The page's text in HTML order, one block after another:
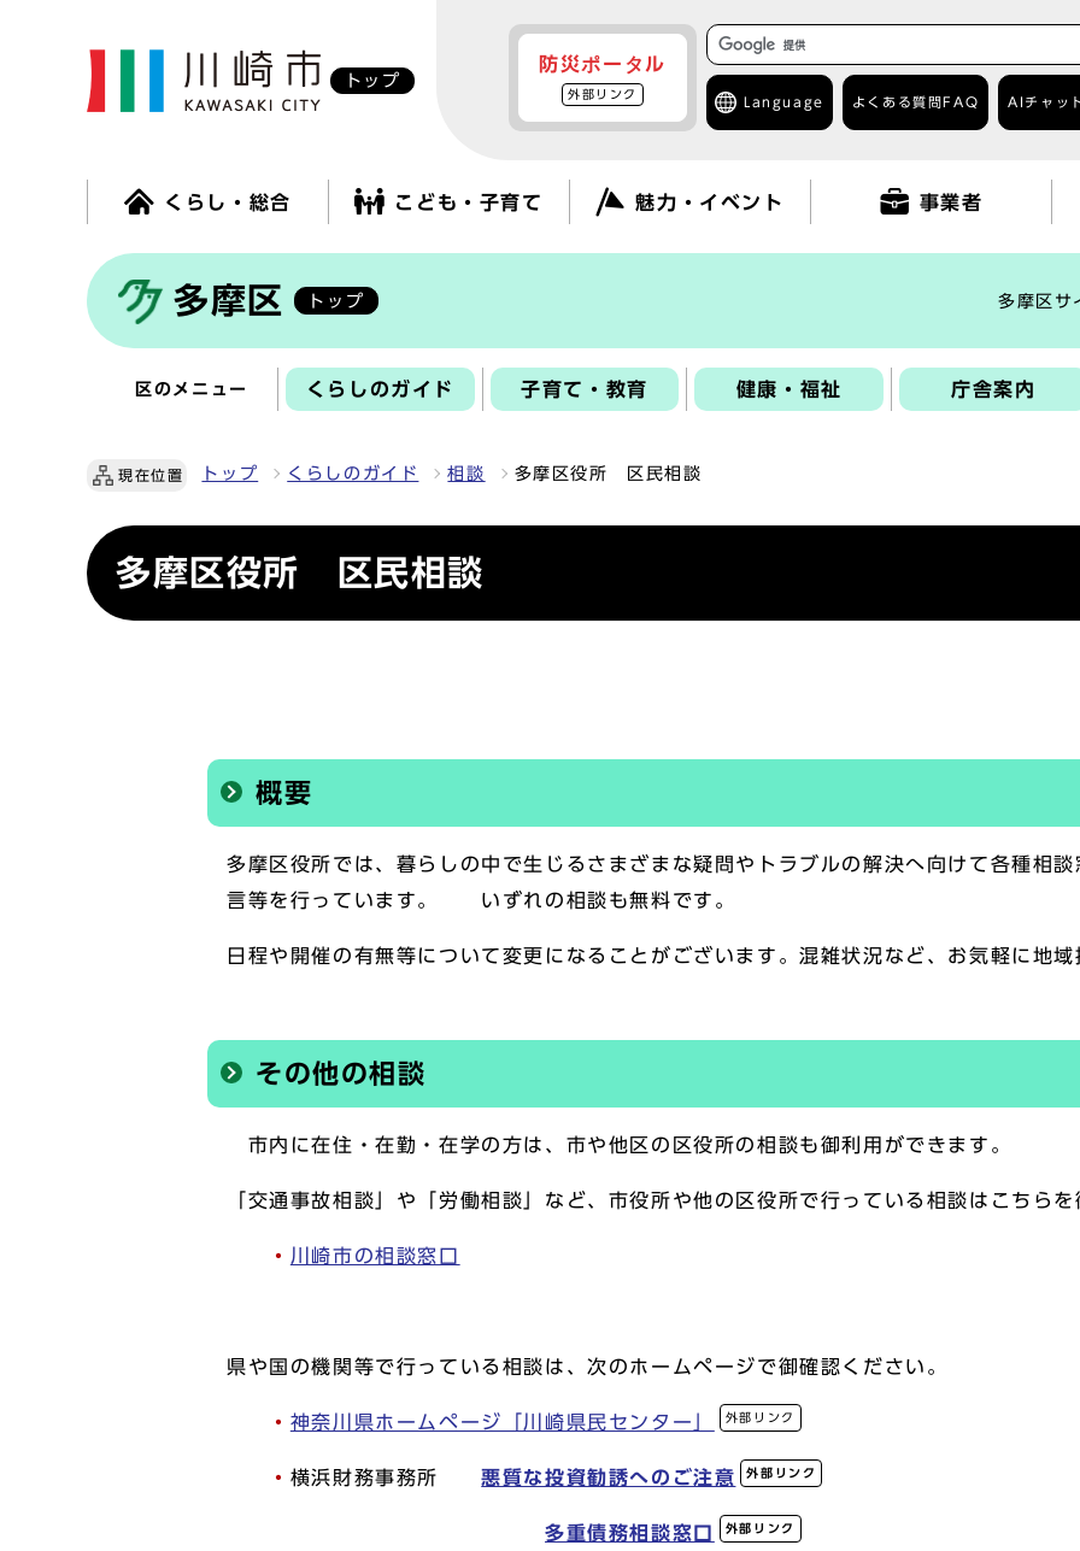
トップ
防災ポータル
外部リンク
Language よくある質問 FAQ AIチャッ
くらし・総合 こども・子育て 魅力・イベント 事業者
多摩区 トップ 多摩区サ
区のメニュー くらしのガイド 子育て・教育 健康・福祉 庁舎案内
現在位置 トップ くらしのガイド 相談 多摩区役所 区民相談
多摩区役所 区民相談
概要
多摩区役所では、暮らしの中で生じるさまざまな疑問やトラブルの解決へ向けて各種相
言等を行っています。 いずれの相談も無料です。
日程や開催の有無等について変更になることがございます。混雑状況など、お気軽に地域
その他の相談
市内に在住・在勤・在学の方は、市や他区の区役所の相談も御利用ができます。
「交通事故相談」や「労働相談」など、市役所や他の区役所で行っている相談はこちらを
・ 川崎市の相談窓口
県や国の機関等で行っている相談は、次のホームページで御確認ください。
・ 神奈川県ホームページ「川崎県民センター」 外部リンク
・ 横浜財務事務所 悪質な投資勧誘へのご注意 外部リンク
多重債務相談窓口 外部リンク